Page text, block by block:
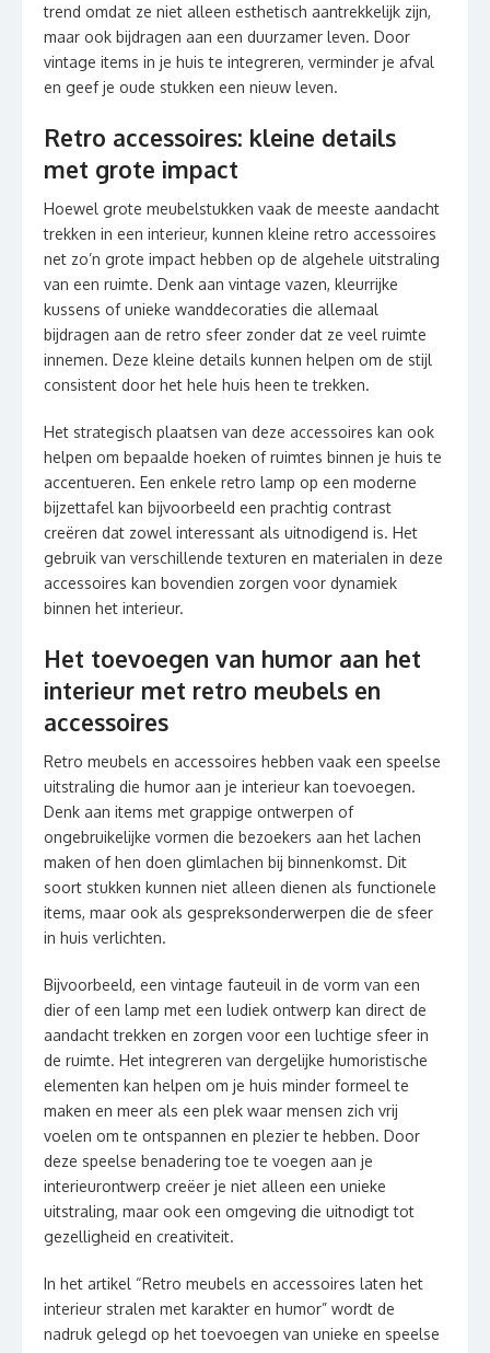
trend omdat ze niet alleen esthetisch aantrekkelijk zijn,
maar ook bijdragen aan een duurzamer leven. Door
vintage items in je huis te integreren, verminder je afval
en geef je oude stukken een nieuw leven.
Retro accessoires: kleine details
met grote impact
Hoewel grote meubelstukken vaak de meeste aandacht
trekken in een interieur, kunnen kleine retro accessoires
net zo’n grote impact hebben op de algehele uitstraling
van een ruimte. Denk aan vintage vazen, kleurrijke
kussens of unieke wanddecoraties die allemaal
bijdragen aan de retro sfeer zonder dat ze veel ruimte
innemen. Deze kleine details kunnen helpen om de stijl
consistent door het hele huis heen te trekken.
Het strategisch plaatsen van deze accessoires kan ook
helpen om bepaalde hoeken of ruimtes binnen je huis te
accentueren. Een enkele retro lamp op een moderne
bijzettafel kan bijvoorbeeld een prachtig contrast
creëren dat zowel interessant als uitnodigend is. Het
gebruik van verschillende texturen en materialen in deze
accessoires kan bovendien zorgen voor dynamiek
binnen het interieur.
Het toevoegen van humor aan het
interieur met retro meubels en
accessoires
Retro meubels en accessoires hebben vaak een speelse
uitstraling die humor aan je interieur kan toevoegen.
Denk aan items met grappige ontwerpen of
ongebruikelijke vormen die bezoekers aan het lachen
maken of hen doen glimlachen bij binnenkomst. Dit
soort stukken kunnen niet alleen dienen als functionele
items, maar ook als gespreksonderwerpen die de sfeer
in huis verlichten.
Bijvoorbeeld, een vintage fauteuil in de vorm van een
dier of een lamp met een ludiek ontwerp kan direct de
aandacht trekken en zorgen voor een luchtige sfeer in
de ruimte. Het integreren van dergelijke humoristische
elementen kan helpen om je huis minder formeel te
maken en meer als een plek waar mensen zich vrij
voelen om te ontspannen en plezier te hebben. Door
deze speelse benadering toe te voegen aan je
interieurontwerp creëer je niet alleen een unieke
uitstraling, maar ook een omgeving die uitnodigt tot
gezelligheid en creativiteit.
In het artikel “Retro meubels en accessoires laten het
interieur stralen met karakter en humor” wordt de
nadruk gelegd op het toevoegen van unieke en speelse